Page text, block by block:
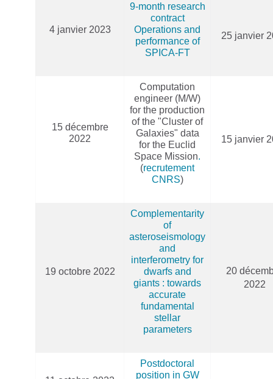
4 janvier 2023
9-month research
contract
Operations and
performance of
SPICA-FT
25 janvier
15 décembre
2022
Computation
engineer (M/W)
for the production
of the "Cluster of
Galaxies" data
for the Euclid
Space Mission.
(recrutement
CNRS)
15 janvier
19 octobre 2022
Complementarity
of
asteroseismology
and
interferometry for
dwarfs and
giants : towards
accurate
fundamental
stellar
parameters
20
2022
Postdoctoral
position in GW